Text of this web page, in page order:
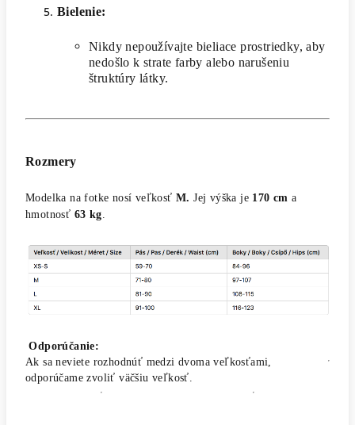
Bielenie:
Nikdy nepoužívajte bieliace prostriedky, aby
nedošlo k strate farby alebo narušeniu
štruktúry látky.
Rozmery
Modelka na fotke nosí veľkosť M. Jej výška je 170 cm a
hmotnosť 63 kg
Odporúčanie:
Ak sa neviete rozhodnúť medzi dvoma veľkosťami,
odporúčame zvoliť väčšiu veľkosť.